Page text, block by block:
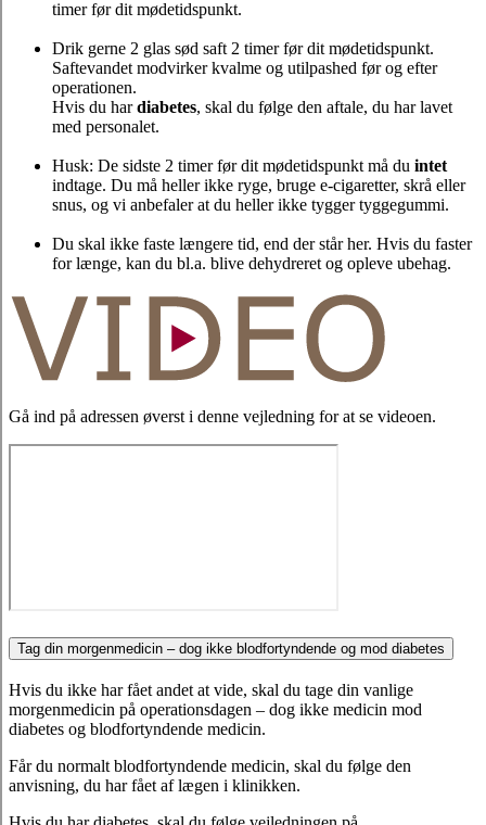
timer før dit mødetidspunkt.
Drik gerne 2 glas sød saft 2 timer før dit mødetidspunkt.
Saftevandet modvirker kvalme og utilpashed før og efter
operationen.
Hvis du hardiabetes, skal du følge den aftale, du har lavet
med personalet.
Husk: De sidste 2 timer før dit mødetidspunkt må du intet
indtage. Du må heller ikke ryge, bruge e-cigaretter, skrå eller
snus, og vi anbefaler at du heller ikke tygger tyggegummi.
Du skal ikke faste længere tid, end der står her. Hvis du faster
for længe, kan du bl.a. blive dehydreret og opleve ubehag.
Gå ind på adressen øverst i denne vejledning for at se videoen.
Tag din morgenmedicin – dog ikke blodfortyndende og mod diabetes
Hvis du ikke har fået andet at vide, skal du tage din vanlige
morgenmedicin på operationsdagen – dog ikke medicin mod
diabetes og blodfortyndende medicin.
Får du normalt blodfortyndende medicin, skal du følge den
anvisning, du har fået af lægen i klinikken.